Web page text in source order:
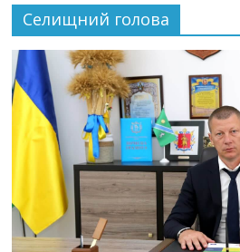
Селищний голова